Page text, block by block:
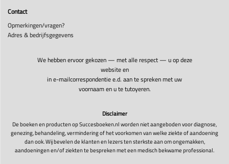
Contact
Opmerkingen/vragen?
Adres & bedrijfsgegevens
We hebben ervoor gekozen — met alle respect — u op deze
website en
in e-mailcorrespondentie e.d. aan te spreken met uw
voornaam en u te tutoyeren.
Disclaimer
De boeken en producten op Succesboeken.nl worden niet aangeboden voor diagnose,
genezing, behandeling, vermindering of het voorkomen van welke ziekte of aandoening
dan ook. Wij bevelen de klanten en lezers ten sterkste aan om ongemakken,
aandoeningen en/of ziekten te bespreken met een medisch bekwame professional.